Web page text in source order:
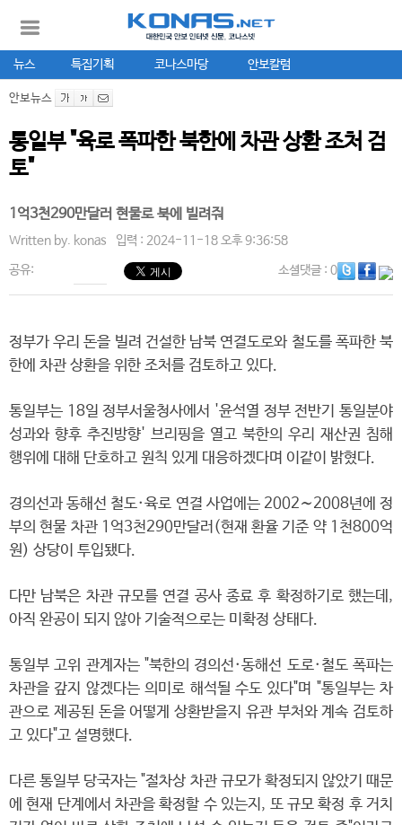
뉴스 특집기획 코나스마당 안보칼럼
안보뉴스
통일부 "육로 폭파한 북한에 차관 상환 조처 검
토"
1억3천290만달러 현물로 북에 빌려줘
Written by. konas 입력 : 2024-11-18 오후 9:36:58
공유: 소셜댓글: 0
정부가 우리 돈을 빌려 건설한 남북 연결도로와 철도를 폭파한 북
한에 차관 상환을 위한 조처를 검토하고 있다.
통일부는 18일 정부서울청사에서 '윤석열 정부 전반기 통일분야
성과와 향후 추진방향' 브리핑을 열고 북한의 우리 재산권 침해
행위에 대해 단호하고 원칙 있게 대응하겠다며 이같이 밝혔다.
경의선과 동해선 철도·육로 연결 사업에는 2002∼2008년에 정
부의 현물 차관 1억3천290만달러(현재 환율 기준 약 1천800억
원) 상당이 투입됐다.
다만 남북은 차관 규모를 연결 공사 종료 후 확정하기로 했는데,
아직 완공이 되지 않아 기술적으로는 미확정 상태다.
통일부 고위 관계자는 "북한의 경의선·동해선 도로·철도 폭파는
차관을 갚지 않겠다는 의미로 해석될 수도 있다"며 "통일부는 차
관으로 제공된 돈을 어떻게 상환받을지 유관 부처와 계속 검토하
고 있다"고 설명했다.
다른 통일부 당국자는 "절차상 차관 규모가 확정되지 않았기 때문
에 현재 단계에서 차관을 확정할 수 있는지, 또 규모 확정 후 거치